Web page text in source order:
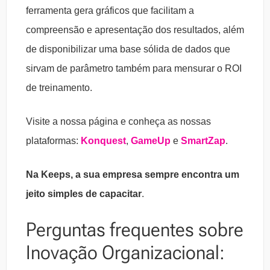
ferramenta gera gráficos que facilitam a
compreensão e apresentação dos resultados, além
de disponibilizar uma base sólida de dados que
sirvam de parâmetro também para mensurar o ROI
de treinamento.
Visite a nossa página e conheça as nossas
plataformas: Konquest, GameUp e SmartZap.
Na Keeps, a sua empresa sempre encontra um
jeito simples de capacitar.
Perguntas frequentes sobre
Inovação Organizacional: